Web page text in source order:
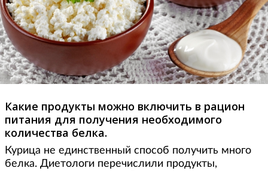
Какие продукты можно включить в рацион
питания для получения необходимого
количества белка.
Курица не единственный способ получить много
белка. Диетологи перечислили продукты,